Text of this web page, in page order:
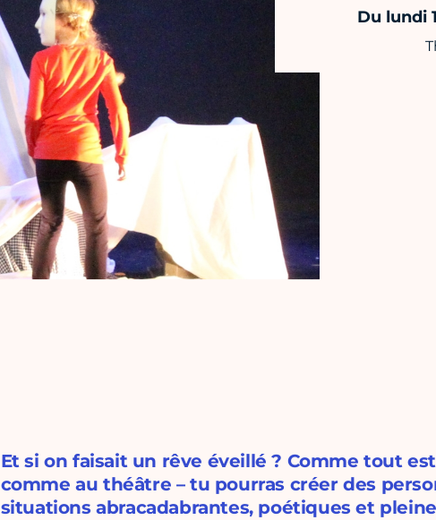
Du lundi
Et si on faisait un rêve éveillé ? Comme tout
comme au théâtre – tu pourras créer des
situations abracadabrantes, poétiques et